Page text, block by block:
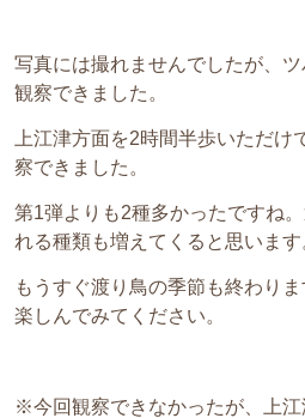
写真には撮れませんでしたが、
観察できました。
上江津方面を2時間半歩いただけ
察できました。
第1弾よりも2種多かったですね
れる種類も増えてくると思います
もうすぐ渡り鳥の季節も終わり
楽しんでみてください。
※今回観察できなかったが、上